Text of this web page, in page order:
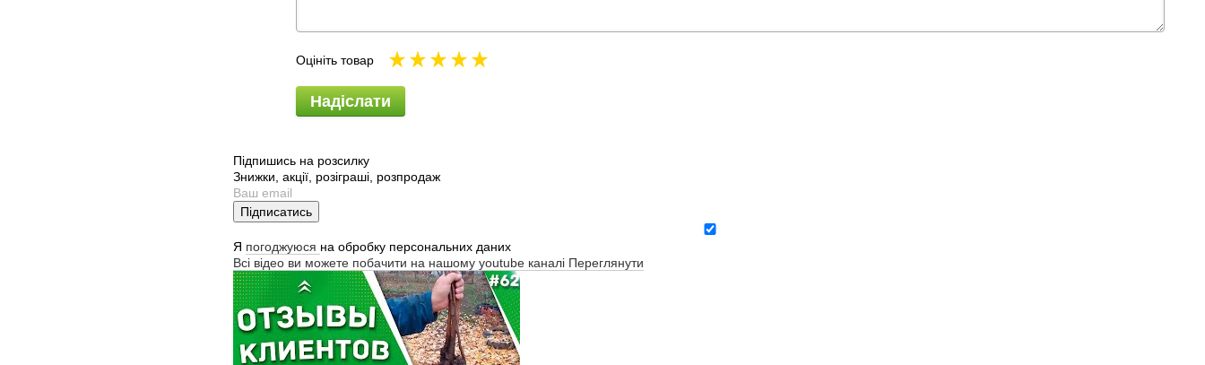
Оцініть товар
Надіслати
Підпишись на розсилку
Знижки, акції, розіграші, розпродаж
Підписатись
Я погоджуюся на обробку персональних даних
Всі відео ви можете побачити на нашому youtube каналі Переглянути